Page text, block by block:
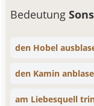
Bedeutung
den Hobel
den Kamin
am Liebesquell